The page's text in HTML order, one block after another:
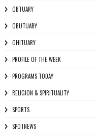
OBTUARY
OBUTUARY
OHITUARY
PROFILE OF THE WEEK
PROGRAMS TODAY
RELIGION & SPIRITUALITY
SPORTS
SPOTNEWS